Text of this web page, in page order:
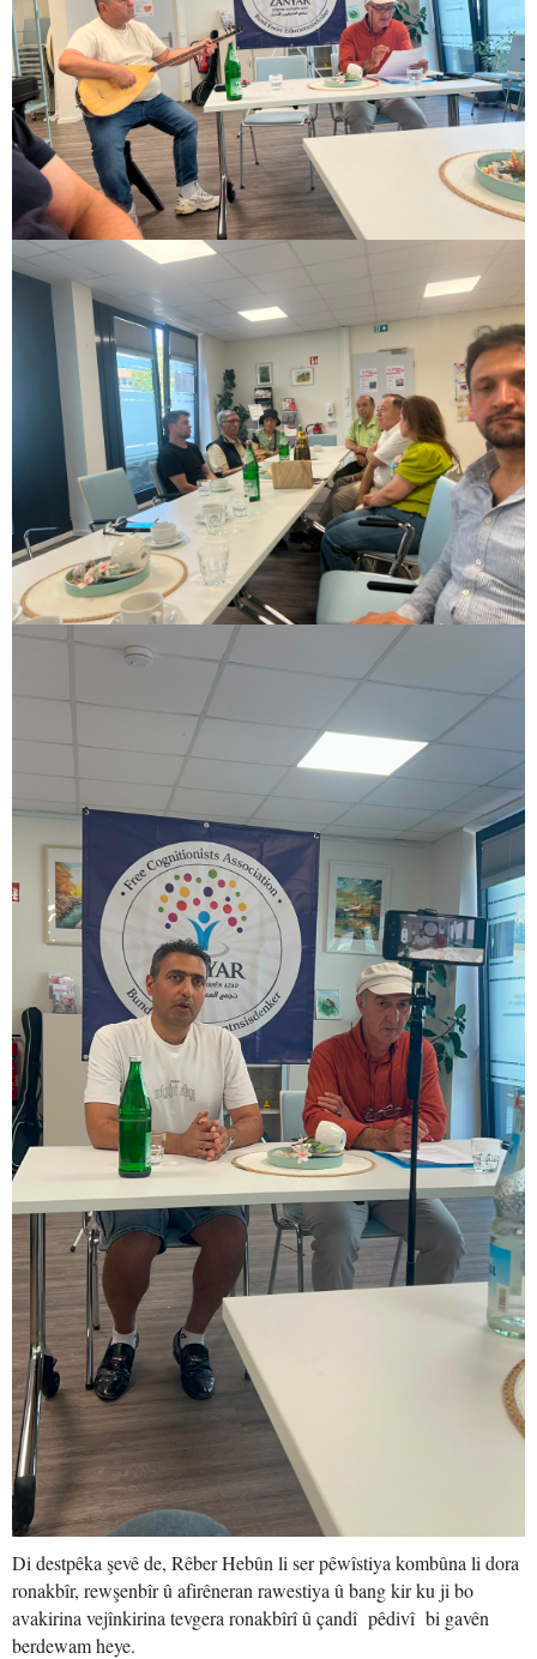
Di destpêka şevê de, Rêber Hebûn li ser pêwîstiya kombûna li dora
ronakbîr, rewşenbîr û afirêneran rawestiya û bang kir ku ji bo
avakirina vejînkirina tevgera ronakbîrî û çandî pêdivî bi gavên
berdewam heye.